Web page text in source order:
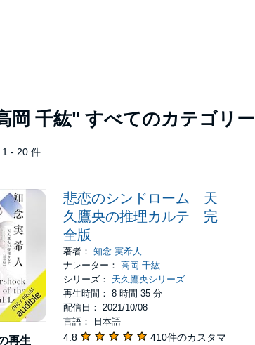
岡 千紘" すべてのカテゴリー
1 - 20 件
再生
悲恋のシンドローム 天
久鷹央の推理カルテ 完
全版
著者：知念 実希人
ナレーター：高岡 千紘
シリーズ： 天久鷹央シリーズ
再生時間： 8 時間 35 分
配信日： 2021/10/08
言語： 日本語
4.8
410件のカスタマ